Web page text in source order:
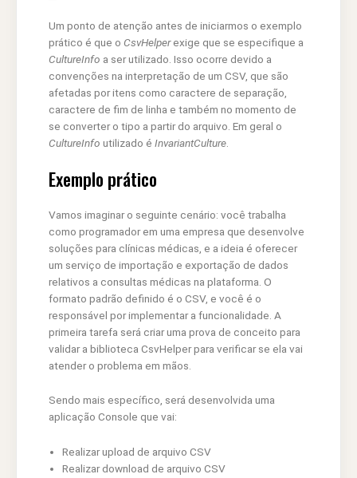
Um ponto de atenção antes de iniciarmos o exemplo
prático é que o CsvHelperexige que se especifique a
CultureInfo a ser utilizado. Isso ocorre devido a
convenções na interpretação de um CSV, que são
afetadas por itens como caractere de separação,
caractere de fim de linha e também no momento de
se converter o tipo a partir do arquivo. Em geral o
CultureInfo utilizado é InvariantCulture
Exemplo prático
Vamos imaginar o seguinte cenário: você trabalha
como programador em uma empresa que desenvolve
soluções para clínicas médicas, e a ideia é oferecer
um serviço de importação e exportação de dados
relativos a consultas médicas na plataforma. O
formato padrão definido é o CSV, e você é o
responsável por implementar a funcionalidade. A
primeira tarefa será criar uma prova de conceito para
validar a biblioteca CsvHelper para verificar se ela vai
atender o problema em mãos.
Sendo mais específico, será desenvolvida uma
aplicação Console que vai:
Realizar upload de arquivo CSV
Realizar download de arquivo CSV